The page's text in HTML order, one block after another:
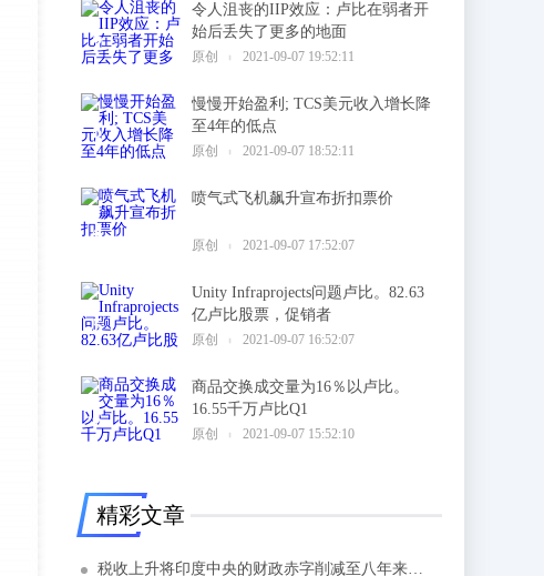
令人沮丧的IIP效应：卢比在弱者开
始后丢失了更多的地面
原创 2021-09-07 19:52:11
2
慢慢开始盈利; TCS美元收入增长降
至4年的低点
原创 2021-09-07 18:52:11
3
喷气式飞机飙升宣布折扣票价
原创 2021-09-07 17:52:07
4
Unity Infraprojects问题卢比。82.63
亿卢比股票，促销者
原创 2021-09-07 16:52:07
5
商品交换成交量为16％以卢比。
16.55千万卢比Q1
原创 2021-09-07 15:52:10
6
精彩文章
税收上升将印度中央的财政赤字削减至八年来的最低点